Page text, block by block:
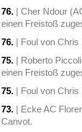
76. | Cher Ndour
einen Freistoß
76. | Foul von
75. | Roberto
einen Freistoß
75. | Foul von
73. | Ecke AC
Canvot.